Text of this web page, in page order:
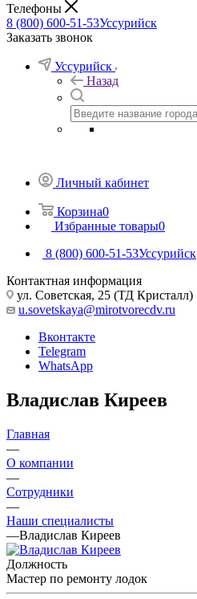
Телефоны
8 (800) 600-51-53Уссурийск
Заказать звонок
Уссурийск
Назад
Личный кабинет
Корзина0
Избранные товары0
8 (800) 600-51-53Уссурийск
Контактная информация
ул. Советская, 25 (ТД Кристалл)
u.sovetskaya@mirotvorecdv.ru
Вконтакте
Telegram
WhatsApp
Владислав Киреев
Главная
—
О компании
—
Сотрудники
—
Наши специалисты
—Владислав Киреев
Должность
Мастер по ремонту лодок